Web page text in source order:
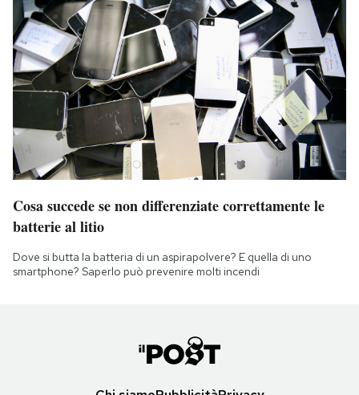
Cosa succede se non differenziate correttamente le
batterie al litio
Dove si butta la batteria di un aspirapolvere? E quella di uno
smartphone? Saperlo può prevenire molti incendi